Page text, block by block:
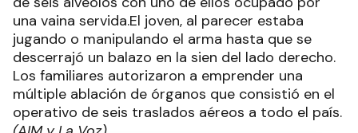
una vaina servida.El joven, al parecer estaba
jugando o manipulando el arma hasta que se
descerrajó un balazo en la sien del lado derecho.
Los familiares autorizaron a emprender una
múltiple ablación de órganos que consistió en el
operativo de seis traslados aéreos a todo el país.